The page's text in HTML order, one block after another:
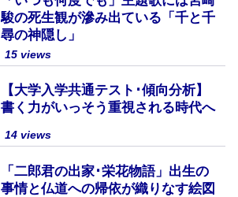
駿の死生観が滲み出ている「千と千
尋の神隠し」
15 views
【大学入学共通テスト･傾向分析】
書く力がいっそう重視される時代へ
14 views
「二郎君の出家･栄花物語」出生の
事情と仏道への帰依が織りなす絵図